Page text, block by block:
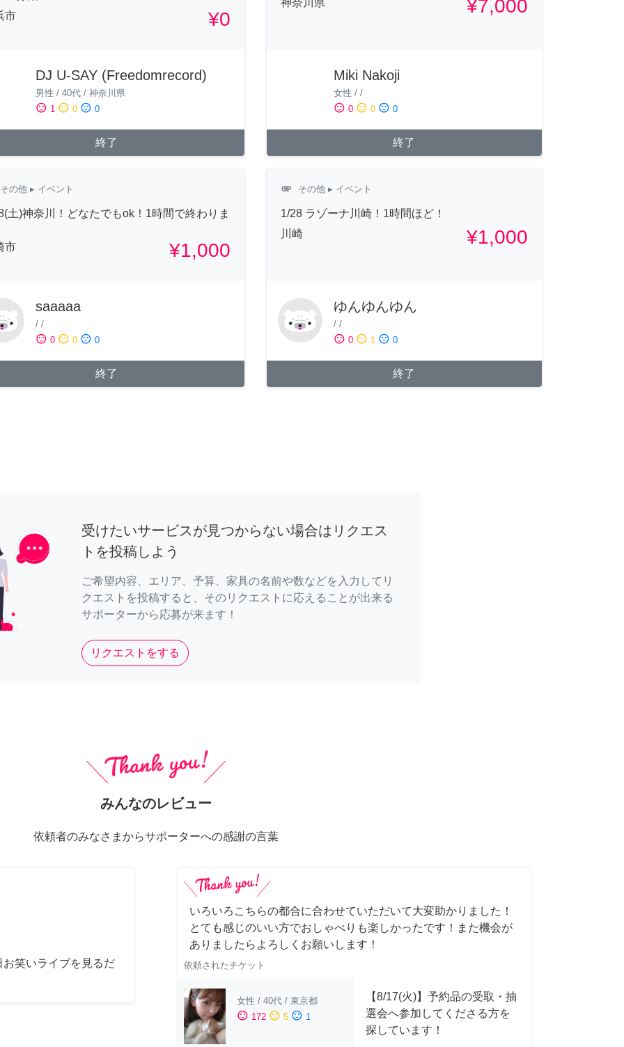
市
¥0
DJ U-SAY (Freedomrecord)
男性 / 40代 / 神奈川県
sentiment_satisfied 1 sentiment_neutral 0 sentiment_dissatisfied 0
終了
¥7,000
Miki Nakoji
女性 / /
sentiment_satisfied 0 sentiment_neutral 0 sentiment_dissatisfied 0
終了
その他 ▸ イベント
土)神奈川！どなたでもok！1時間で終わりま
市
¥1,000
saaaaa
/ /
sentiment_satisfied 0 sentiment_neutral 0 sentiment_dissatisfied 0
終了
attachment その他▸ イベント
1/28 ラゾーナ川崎！1時間ほど！
川崎
¥1,000
ゆんゆんゆん
/ /
sentiment_satisfied 0 sentiment_neutral 1 sentiment_dissatisfied 0
終了
受けたいサービスが見つからない場合はリクエス
トを投稿しよう
ご希望内容、エリア、予算、家具の名前や数などを入力してリ
クエストを投稿すると、そのリクエストに応えることが出来る
サポーターから応募が来ます！
リクエストをする
みんなのレビュー
依頼者のみなさまからサポーターへの感謝の言葉
お笑いライブを見るだ
いろいろこちらの都合に合わせていただいて大変助かりました！
とても感じのいい方でおしゃべりも楽しかったです！また機会が
ありましたらよろしくお願いします！
依頼されたチケット
女性 / 40代 / 東京都
sentiment_satisfied 172 sentiment_neutral 5 sentiment_dissatisfied 1
【8/17(火)】予約品の受取・抽
選会へ参加してくださる方を
探しています！